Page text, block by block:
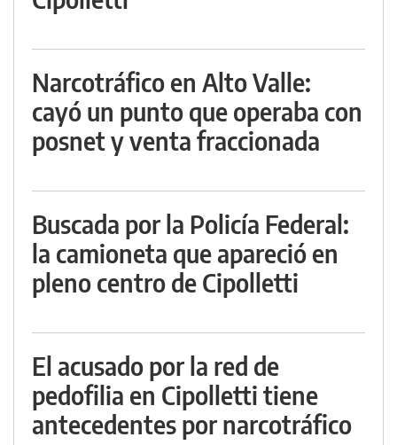
Narcotráfico en Alto Valle:
cayó un punto que operaba con
posnet y venta fraccionada
Buscada por la Policía Federal:
la camioneta que apareció en
pleno centro de Cipolletti
El acusado por la red de
pedofilia en Cipolletti tiene
antecedentes por narcotráfico